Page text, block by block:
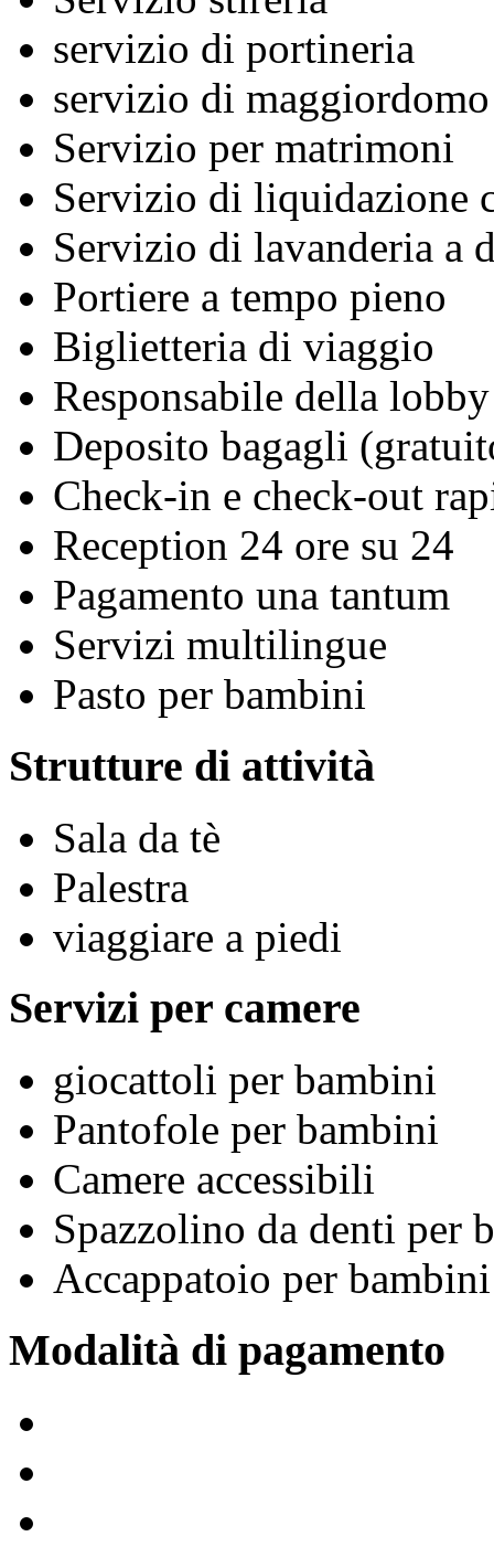
servizio di portineria
servizio di maggiordomo
Servizio per matrimoni
Servizio di liquidazione
Servizio di lavanderia a
Portiere a tempo pieno
Biglietteria di viaggio
Responsabile della
Deposito bagagli
Check-in e check-out
Reception 24 ore su 24
Pagamento una tantum
Servizi multilingue
Pasto per bambini
Strutture di attività
Sala da tè
Palestra
viaggiare a piedi
Servizi per camere
giocattoli per bambini
Pantofole per bambini
Camere accessibili
Spazzolino da denti per
Accappatoio per bambini
Modalità di pagamento